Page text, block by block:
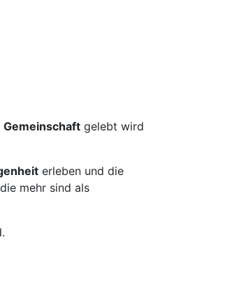
Gemeinschaft gelebt wird
erleben und die
mehr sind als